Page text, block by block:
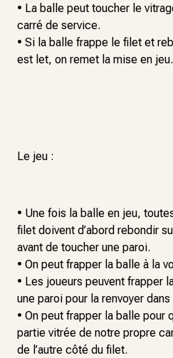
• La balle peut toucher le
carré de service.
• Si la balle frappe le filet et
est let, on remet la mise en jeu.
Le jeu :
• Une fois la balle en jeu,
filet doivent d’abord rebondir
avant de toucher une paroi.
• On peut frapper la balle à la
• Les joueurs peuvent frapper
une paroi pour la renvoyer
• On peut frapper la balle pour
partie vitrée de notre propre
de l’autre côté du filet.